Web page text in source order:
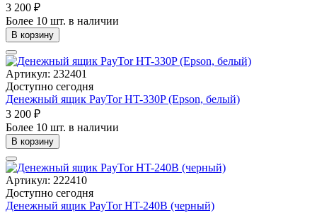
3 200 ₽
Более 10 шт. в наличии
В корзину
Артикул: 232401
Доступно сегодня
Денежный ящик PayTor HT-330P (Epson, белый)
3 200 ₽
Более 10 шт. в наличии
В корзину
Артикул: 222410
Доступно сегодня
Денежный ящик PayTor HT-240B (черный)